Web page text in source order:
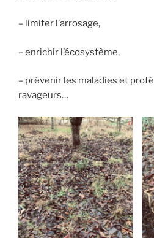
– limiter l’arrosage,
– enrichir l’écosystème,
– prévenir les maladies et
ravageurs…